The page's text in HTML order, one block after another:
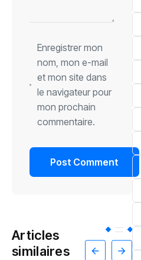
Enregistrer mon
nom, mon e-mail
et mon site dans
le navigateur pour
mon prochain
commentaire.
Articles
similaires